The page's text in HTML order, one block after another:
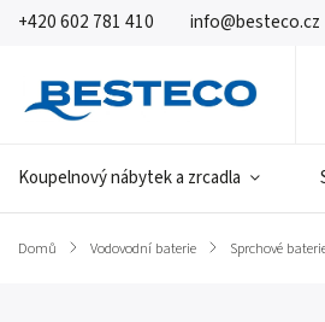
+420 602 781 410 info@besteco.cz
Koupelnový nábytek a zrcadla
Domů / Vodovodní baterie / Sprchové